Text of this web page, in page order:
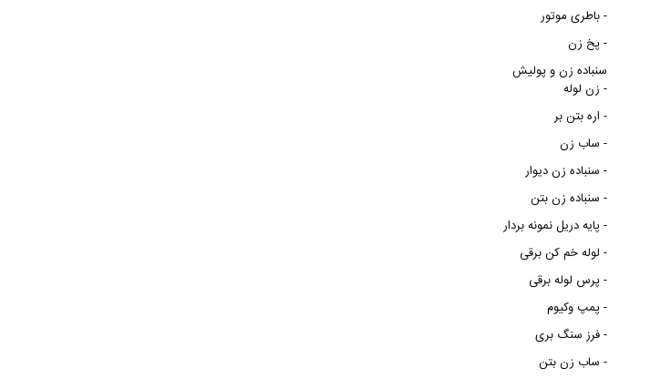
باطری موتور -
پخ زن -
سنباده زن و پولیش
زن لوله -
اره بتن بر -
ساب زن -
سنباده زن دیوار -
سنباده زن بتن -
پایه دریل نمونه بردار -
لوله خم کن برقی -
پرس لوله برقی -
پمپ وکیوم -
فرز سنگ بری -
ساب زن بتن -